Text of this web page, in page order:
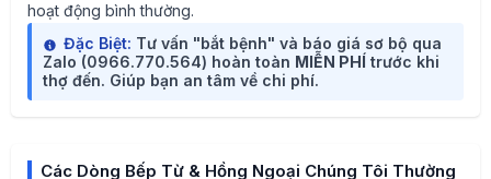
hoạt động bình thường.
Đặc Biệt: Tư vấn "bắt bệnh" và báo giá sơ bộ qua
Zalo (0966.770.564) hoàn toàn MIỄN PHÍ trước khi
thợ đến. Giúp bạn an tâm về chi phí.
Các Dòng Bếp Từ & Hồng Ngoại Chúng Tôi Thường